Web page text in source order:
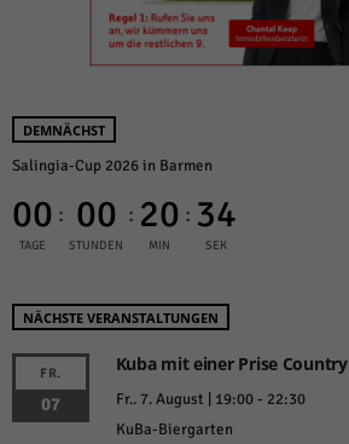
DEMNÄCHST
Salingia-Cup 2026 in Barmen
00
TAGE
: 00
STUNDEN
: 20
MIN
: 34
SEK
NÄCHSTE VERANSTALTUNGEN
FR.
07
Kuba mit einer Prise Country
Fr.. 7. August | 19:00- 22:30
KuBa-Biergarten